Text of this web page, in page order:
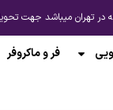
تحویل از انبار شیراز یا ارسال
فر و ماکروفر